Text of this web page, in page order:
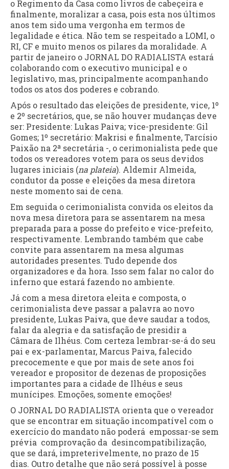
o Regimento da Casa como livros de cabeçeira e
finalmente, moralizar a casa, pois esta nos últimos
anos tem sido uma vergonha em termos de
legalidade e ética. Não tem se respeitado a LOMI, o
RI, CF e muito menos os pilares da moralidade. A
partir de janeiro o JORNAL DO RADIALISTA estará
colaborando com o executivo municipal e o
legislativo, mas, principalmente acompanhando
todos os atos dos poderes e cobrando.
Após o resultado das eleições de presidente, vice, 1º
e 2º secretários, que, se não houver mudanças deve
ser: Presidente: Lukas Paiva; vice-presidente: Gil
Gomes; 1º secretário: Makrisi e finalmente, Tarcísio
Paixão na 2ª secretária -, o cerimonialista pede que
todos os vereadores votem para os seus devidos
lugares iniciais (na plateia). Aldemir Almeida,
condutor da posse e eleições da mesa diretora
neste momento sai de cena.
Em seguida o cerimonialista convida os eleitos da
nova mesa diretora para se assentarem na mesa
preparada para a posse do prefeito e vice-prefeito,
respectivamente. Lembrando também que cabe
convite para assentarem na mesa algumas
autoridades presentes. Tudo depende dos
organizadores e da hora. Isso sem falar no calor do
inferno que estará fazendo no ambiente.
Já com a mesa diretora eleita e composta, o
cerimonialista deve passar a palavra ao novo
presidente, Lukas Paiva, que deve saudar a todos,
falar da alegria e da satisfação de presidir a
Câmara de Ilhéus. Com certeza lembrar-se-á do seu
pai e ex-parlamentar, Marcus Paiva, falecido
precocemente e que por mais de sete anos foi
vereador e propositor de dezenas de proposições
importantes para a cidade de Ilhéus e seus
munícipes. Emoções, somente emoções!
O JORNAL DO RADIALISTA orienta que o vereador
que se encontrar em situação incompatível com o
exercício do mandato não poderá empossar-se sem
prévia comprovação da desincompatibilização,
que se dará, impreterivelmente, no prazo de 15
dias. Outro detalhe que não será possível à posse